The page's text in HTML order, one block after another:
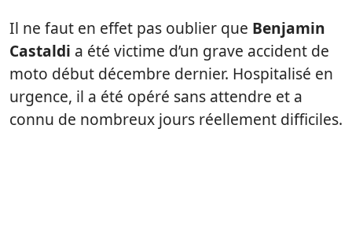
Il ne faut en effet pas oublier que Benjamin
Castaldi a été victime d’un grave accident de
moto début décembre dernier. Hospitalisé en
urgence, il a été opéré sans attendre et a
connu de nombreux jours réellement difficiles.